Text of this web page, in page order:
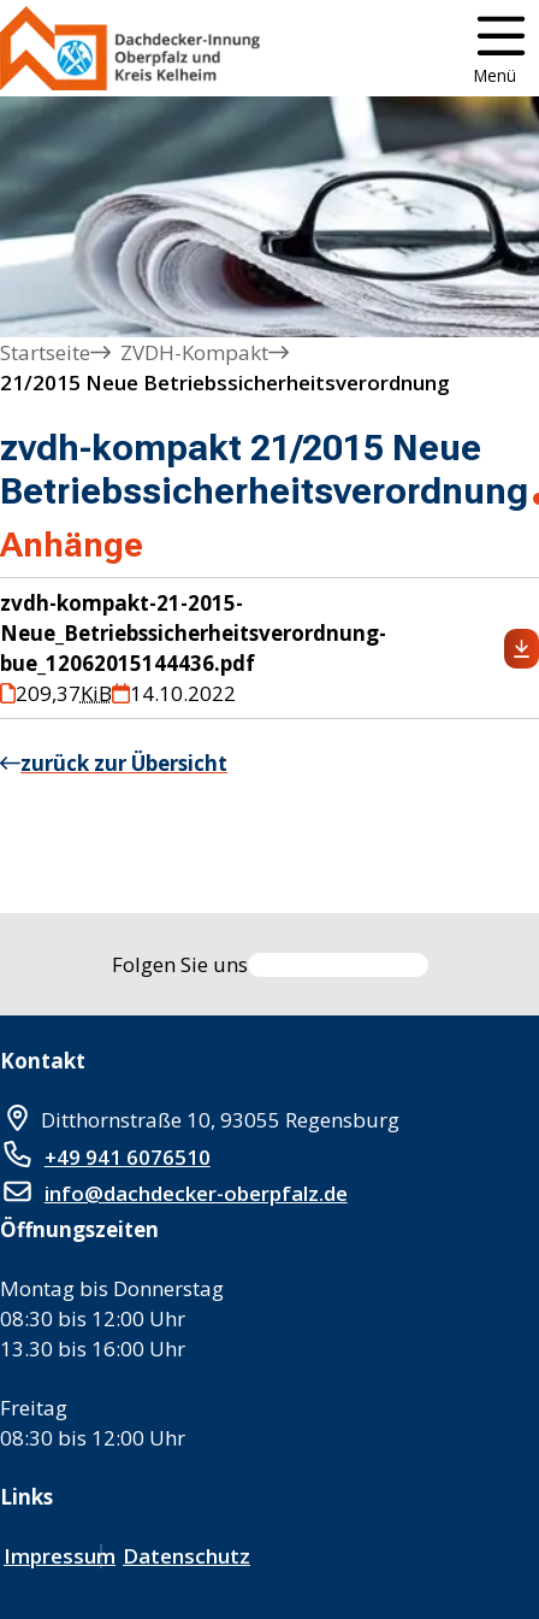
Menü
Startseite
ZVDH-Kompakt
21/2015 Neue Betriebssicherheitsverordnung
zvdh-kompakt 21/2015 Neue
Betriebssicherheitsverordnung
Anhänge
zvdh-kompakt-21-2015-
Neue_Betriebssicherheitsverordnung-
bue_12062015144436.pdf
209,37KiB 14.10.2022
zurück zur Übersicht
Folgen Sie uns
Kontakt
Ditthornstraße 10, 93055 Regensburg
+49 941 6076510
info@dachdecker-oberpfalz.de
Öffnungszeiten
Montag bis Donnerstag
08:30 bis 12:00 Uhr
13.30 bis 16:00 Uhr
Freitag
08:30 bis 12:00 Uhr
Links
Impressum Datenschutz